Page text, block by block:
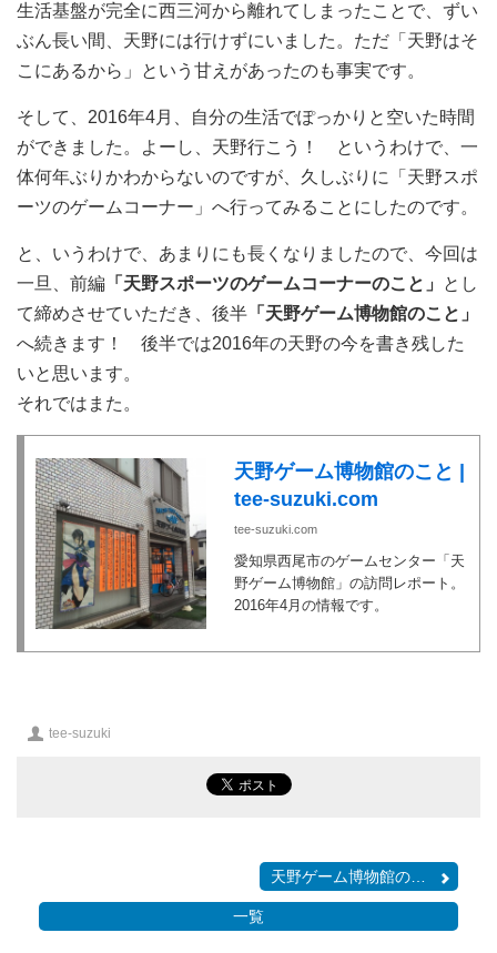
生活基盤が完全に西三河から離れてしまったことで、ずい
ぶん長い間、天野には行けずにいました。ただ「天野はそ
こにあるから」という甘えがあったのも事実です。
そして、2016年4月、自分の生活でぽっかりと空いた時間
ができました。よーし、天野行こう！ というわけで、一
体何年ぶりかわからないのですが、久しぶりに「天野スポ
ーツのゲームコーナー」へ行ってみることにしたのです。
と、いうわけで、あまりにも長くなりましたので、今回は
一旦、前編 「天野スポーツのゲームコーナーのこと」
とし
て締めさせていただき、後半 「天野ゲーム博物館のこと」
へ続きます！ 後半では2016年の天野の今を書き残した
いと思います。
それではまた。
天野ゲーム博物館のこと |
tee-suzuki.com
tee-suzuki.com
愛知県西尾市のゲームセンター「天
野ゲーム博物館」の訪問レポート。
2016年4月の情報です。
tee-suzuki
天野ゲーム博物館のこと
一覧